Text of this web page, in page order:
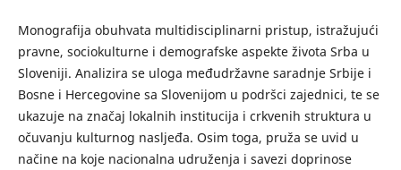
Monografija obuhvata multidisciplinarni pristup, istražujući
pravne, sociokulturne i demografske aspekte života Srba u
Sloveniji. Analizira se uloga međudržavne saradnje Srbije i
Bosne i Hercegovine sa Slovenijom u podršci zajednici, te se
ukazuje na značaj lokalnih institucija i crkvenih struktura u
očuvanju kulturnog nasljeđa. Osim toga, pruža se uvid u
načine na koje nacionalna udruženja i savezi doprinose